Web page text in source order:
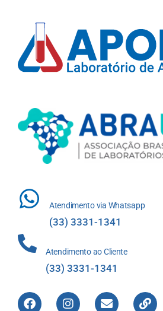
Atendimento via Whatsapp
(33) 3331-1341
Atendimento ao Cliente
(33) 3331-1341